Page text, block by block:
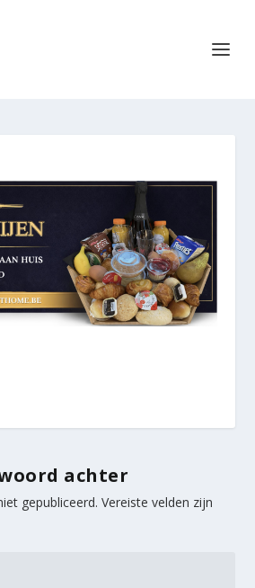
achter
gepubliceerd. Vereiste velden zijn